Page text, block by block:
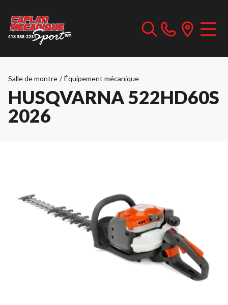
Salle de montre / Équipement mécanique
HUSQVARNA 522HD60S
2026